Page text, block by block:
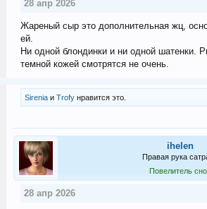
28 апр 2026
Жареный сыр это дополнительная жц,
ей.
Ни одной блондинки и ни одной шатенки.
темной кожей смотрятся не очень.
Sireniaи Trofyнравится это.
ihelen
Правая рука
Повелитель
28 апр 2026